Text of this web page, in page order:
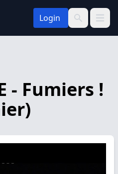
Login
Search
Open
- Fumiers !